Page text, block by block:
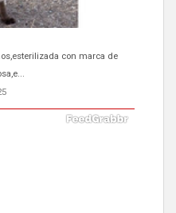
con marca de